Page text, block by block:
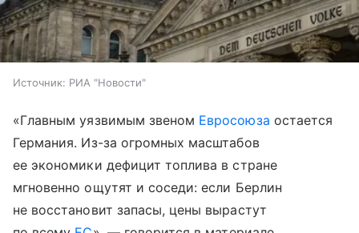
Источник: РИА "Новости"
«Главным уязвимым звеном Евросоюза остается
Германия. Из-за огромных масштабов
ее экономики дефицит топлива в стране
мгновенно ощутят и соседи: если Берлин
не восстановит запасы, цены вырастут